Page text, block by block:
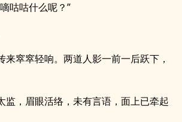
咕咕什么呢？”
来窣窣轻响。两道人影一前一后跃下，
监，眉眼活络，未有言语，面上已牵起